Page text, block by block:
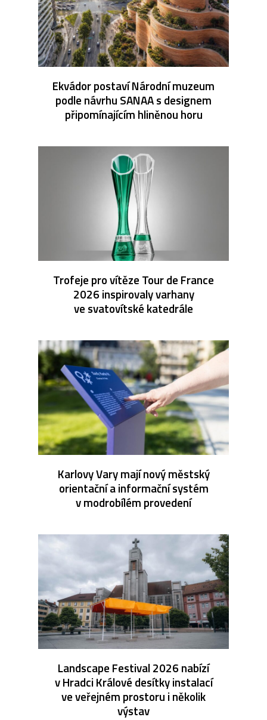
Ekvádor postaví Národní muzeum
podle návrhu SANAA s designem
připomínajícím hliněnou horu
Trofeje pro vítěze Tour de France
2026 inspirovaly varhany
ve svatovítské katedrále
Karlovy Vary mají nový městský
orientační a informační systém
v modrobílém provedení
Landscape Festival 2026 nabízí
v Hradci Králové desítky instalací
ve veřejném prostoru i několik
výstav